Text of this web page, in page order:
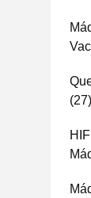
(27)